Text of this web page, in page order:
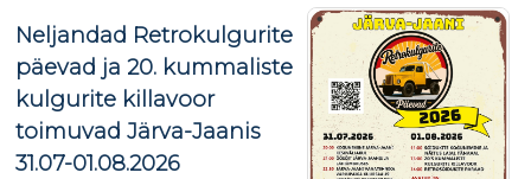
Neljandad Retrokulgurite
päevad ja 20. kummaliste
kulgurite killavoor
toimuvad Järva-Jaanis
31.07-01.08.2026